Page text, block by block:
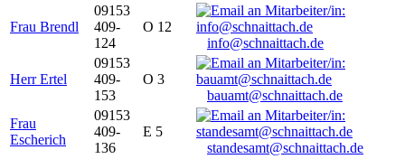
Frau Brendl
09153
409-
124
O 12
info@schnaittach.de
Herr Ertel
09153
409-
153
O 3
bauamt@schnaittach.de
Frau
Escherich
09153
409-
136
E 5
standesamt@schnaittach.de